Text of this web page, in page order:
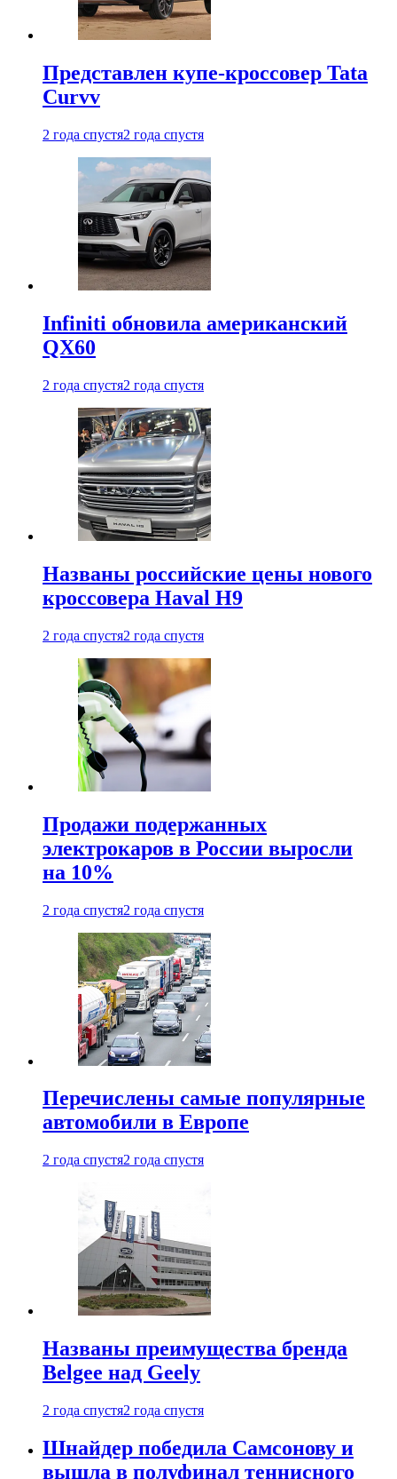
Представлен купе-кроссовер Tata
Curvv
2 года спустя2 года спустя
Infiniti обновила американский
QX60
2 года спустя2 года спустя
Названы российские цены нового
кроссовера Haval H9
2 года спустя2 года спустя
Продажи подержанных
электрокаров в России выросли
на 10%
2 года спустя2 года спустя
Перечислены самые популярные
автомобили в Европе
2 года спустя2 года спустя
Названы преимущества бренда
Belgee над Geely
2 года спустя2 года спустя
Шнайдер победила Самсонову и
вышла в полуфинал теннисного